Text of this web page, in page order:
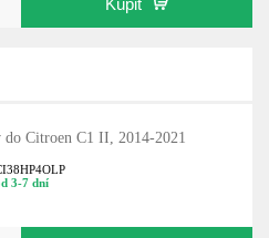
Kúpiť
do Citroen C1 II, 2014-2021
3-7 dní